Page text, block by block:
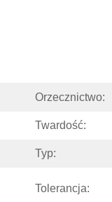
Orzecznictwo:
Twardość:
Typ:
Tolerancja: